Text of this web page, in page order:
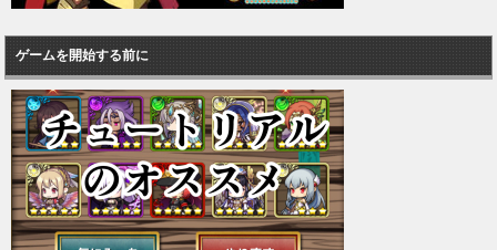
ゲームを開始する前に